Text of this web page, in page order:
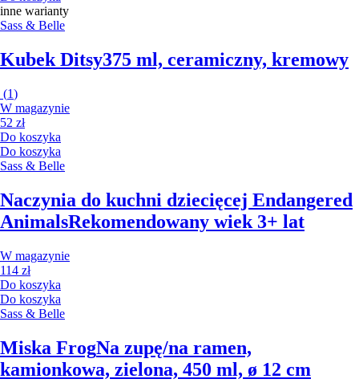
inne warianty
Sass & Belle
Kubek Ditsy375 ml, ceramiczny, kremowy
(1)
W magazynie
52 zł
Do koszyka
Do koszyka
Sass & Belle
Naczynia do kuchni dziecięcej Endangered
AnimalsRekomendowany wiek 3+ lat
W magazynie
114 zł
Do koszyka
Do koszyka
Sass & Belle
Miska FrogNa zupę/na ramen,
kamionkowa, zielona, 450 ml, ø 12 cm